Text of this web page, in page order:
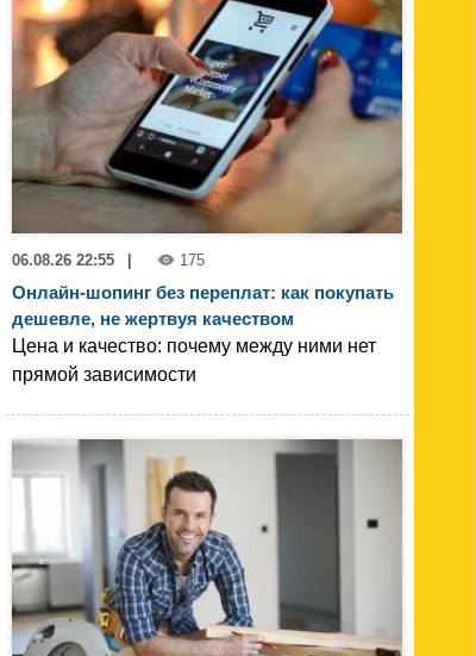
06.08.26 22:55 175
Онлайн-шопинг без переплат: как покупать
дешевле, не жертвуя качеством
Цена и качество: почему между ними нет
прямой зависимости